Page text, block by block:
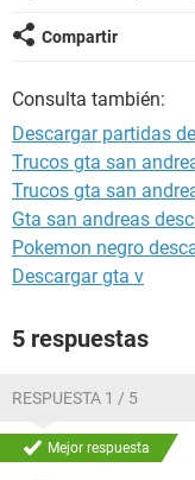
Compartir
Consulta también:
Descargar partidas
Trucos gta san
Trucos gta san
Gta san andreas
Pokemon negro
Descargar gta v
5 respuestas
RESPUESTA 1 / 5
Mejor respuesta